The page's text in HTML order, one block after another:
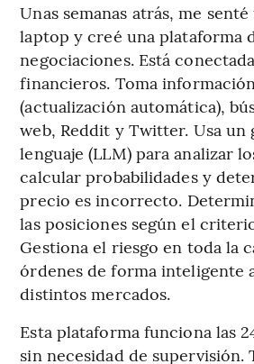
Unas semanas atrás, me
laptop y creé una plataforma
negociaciones. Está
financieros. Toma
(actualización automática),
web, Reddit y Twitter. Usa un
lenguaje (LLM) para analizar
calcular probabilidades y
precio es incorrecto.
las posiciones según el
Gestiona el riesgo en toda la
órdenes de forma inteligente
distintos mercados.
Esta plataforma funciona las
sin necesidad de supervisión.